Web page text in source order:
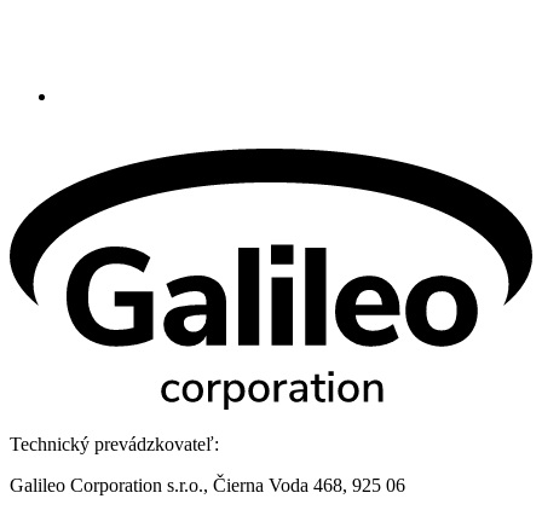
Technický prevádzkovateľ:
Galileo Corporation s.r.o., Čierna Voda 468, 925 06